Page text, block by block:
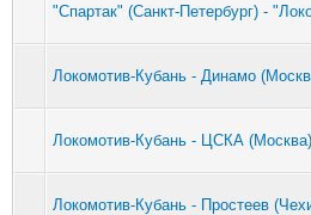
"Спартак" (Санкт-Петербург) -
Локомотив-Кубань - Динамо
Локомотив-Кубань - ЦСКА
Локомотив-Кубань - Простеев